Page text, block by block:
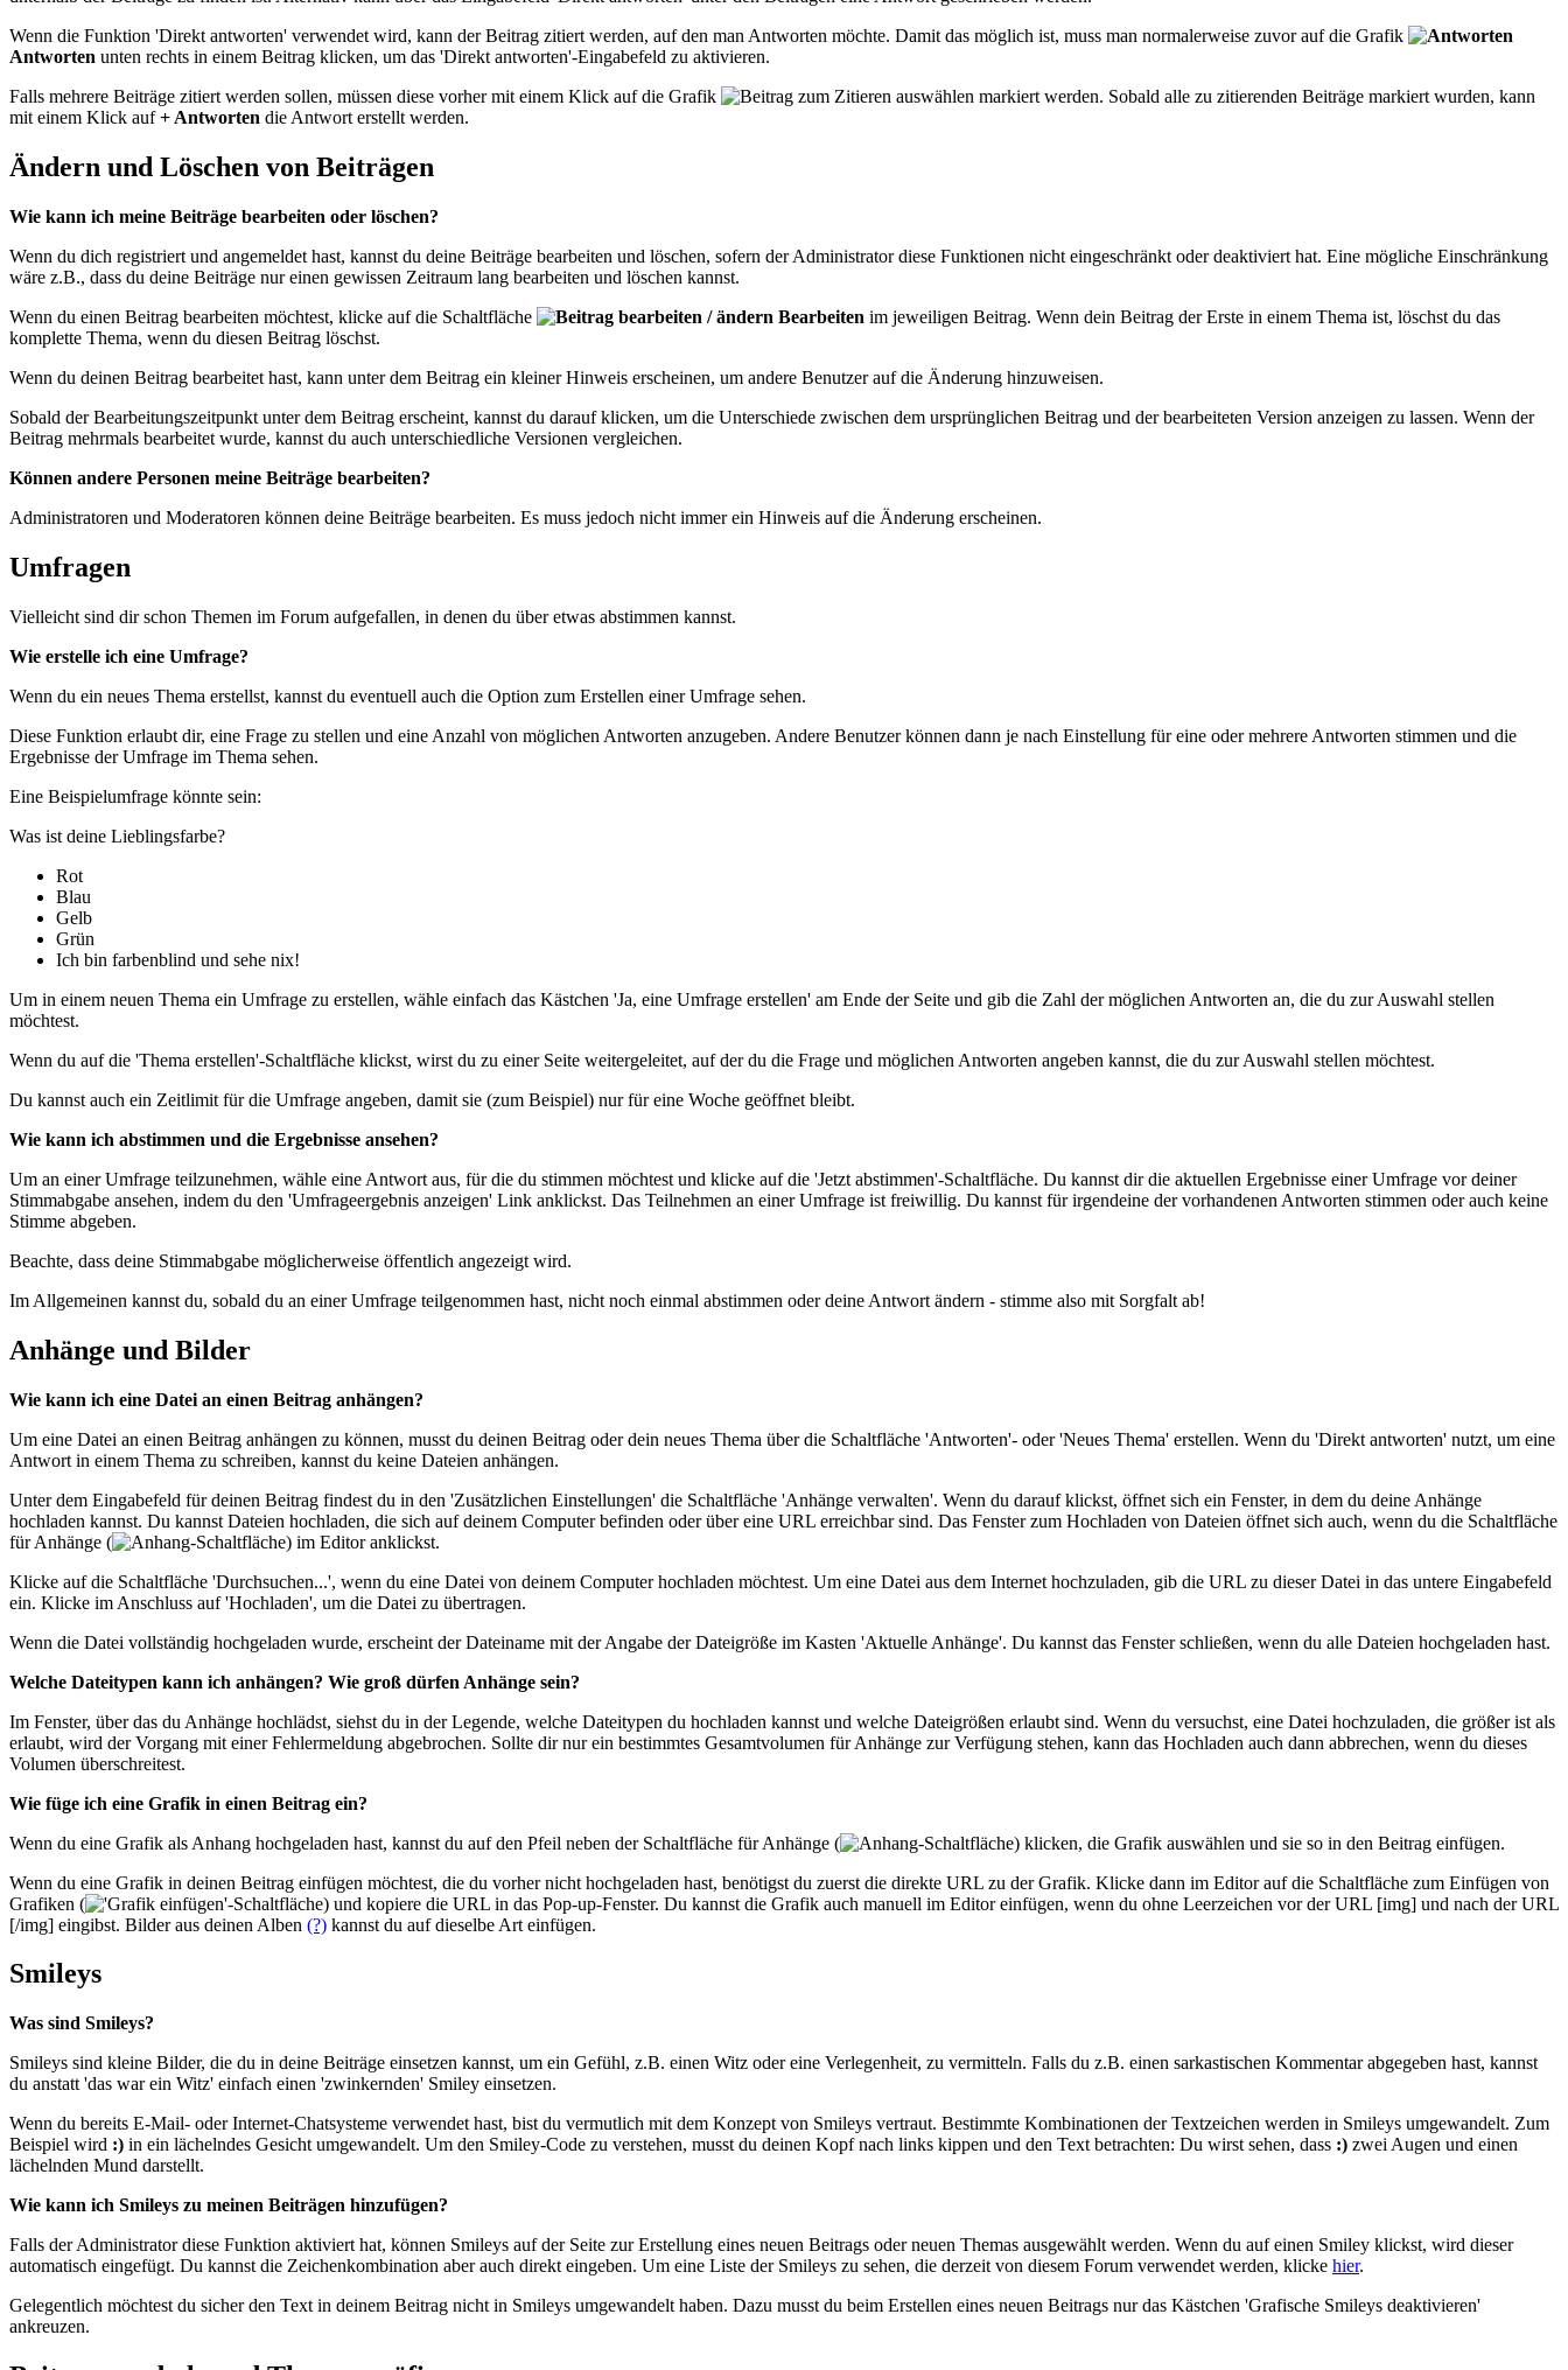
Wenn die Funktion 'Direkt antworten' verwendet wird, kann der Beitrag zitiert werden, auf den man Antworten möchte. Damit das möglich ist, muss man normalerweise zuvor auf die Grafik
Antworten unten rechts in einem Beitrag klicken, um das 'Direkt antworten'-Eingabefeld zu aktivieren.
Falls mehrere Beiträge zitiert werden sollen, müssen diese vorher mit einem Klick auf die Grafik
markiert werden. Sobald alle zu zitierenden Beiträge markiert wurden, kann
mit einem Klick auf+ Antworten die Antwort erstellt werden.
Ändern und Löschen von Beiträgen
Wie kann ich meine Beiträge bearbeiten oder löschen?
Wenn du dich registriert und angemeldet hast, kannst du deine Beiträge bearbeiten und löschen, sofern der Administrator diese Funktionen nicht eingeschränkt oder deaktiviert hat. Eine mögliche Einschränkung
wäre z.B., dass du deine Beiträge nur einen gewissen Zeitraum lang bearbeiten und löschen kannst.
Wenn du einen Beitrag bearbeiten möchtest, klicke auf die Schaltfläche
Bearbeiten im jeweiligen Beitrag. Wenn dein Beitrag der Erste in einem Thema ist, löschst du das
komplette Thema, wenn du diesen Beitrag löschst.
Wenn du deinen Beitrag bearbeitet hast, kann unter dem Beitrag ein kleiner Hinweis erscheinen, um andere Benutzer auf die Änderung hinzuweisen.
Sobald der Bearbeitungszeitpunkt unter dem Beitrag erscheint, kannst du darauf klicken, um die Unterschiede zwischen dem ursprünglichen Beitrag und der bearbeiteten Version anzeigen zu lassen. Wenn der
Beitrag mehrmals bearbeitet wurde, kannst du auch unterschiedliche Versionen vergleichen.
Können andere Personen meine Beiträge bearbeiten?
Administratoren und Moderatoren können deine Beiträge bearbeiten. Es muss jedoch nicht immer ein Hinweis auf die Änderung erscheinen.
Umfragen
Vielleicht sind dir schon Themen im Forum aufgefallen, in denen du über etwas abstimmen kannst.
Wie erstelle ich eine Umfrage?
Wenn du ein neues Thema erstellst, kannst du eventuell auch die Option zum Erstellen einer Umfrage sehen.
Diese Funktion erlaubt dir, eine Frage zu stellen und eine Anzahl von möglichen Antworten anzugeben. Andere Benutzer können dann je nach Einstellung für eine oder mehrere Antworten stimmen und die
Ergebnisse der Umfrage im Thema sehen.
Eine Beispielumfrage könnte sein:
Was ist deine Lieblingsfarbe?
Rot
Blau
Gelb
Grün
Ich bin farbenblind und sehe nix!
Um in einem neuen Thema ein Umfrage zu erstellen, wähle einfach das Kästchen 'Ja, eine Umfrage erstellen' am Ende der Seite und gib die Zahl der möglichen Antworten an, die du zur Auswahl stellen
möchtest.
Wenn du auf die 'Thema erstellen'-Schaltfläche klickst, wirst du zu einer Seite weitergeleitet, auf der du die Frage und möglichen Antworten angeben kannst, die du zur Auswahl stellen möchtest.
Du kannst auch ein Zeitlimit für die Umfrage angeben, damit sie (zum Beispiel) nur für eine Woche geöffnet bleibt.
Wie kann ich abstimmen und die Ergebnisse ansehen?
Um an einer Umfrage teilzunehmen, wähle eine Antwort aus, für die du stimmen möchtest und klicke auf die 'Jetzt abstimmen'-Schaltfläche. Du kannst dir die aktuellen Ergebnisse einer Umfrage vor deiner
Stimmabgabe ansehen, indem du den 'Umfrageergebnis anzeigen' Link anklickst. Das Teilnehmen an einer Umfrage ist freiwillig. Du kannst für irgendeine der vorhandenen Antworten stimmen oder auch keine
Stimme abgeben.
Beachte, dass deine Stimmabgabe möglicherweise öffentlich angezeigt wird.
Im Allgemeinen kannst du, sobald du an einer Umfrage teilgenommen hast, nicht noch einmal abstimmen oder deine Antwort ändern - stimme also mit Sorgfalt ab!
Anhänge und Bilder
Wie kann ich eine Datei an einen Beitrag anhängen?
Um eine Datei an einen Beitrag anhängen zu können, musst du deinen Beitrag oder dein neues Thema über die Schaltfläche 'Antworten'- oder 'Neues Thema' erstellen. Wenn du 'Direkt antworten' nutzt, um eine
Antwort in einem Thema zu schreiben, kannst du keine Dateien anhängen.
Unter dem Eingabefeld für deinen Beitrag findest du in den 'Zusätzlichen Einstellungen' die Schaltfläche 'Anhänge verwalten'. Wenn du darauf klickst, öffnet sich ein Fenster, in dem du deine Anhänge
hochladen kannst. Du kannst Dateien hochladen, die sich auf deinem Computer befinden oder über eine URL erreichbar sind. Das Fenster zum Hochladen von Dateien öffnet sich auch, wenn du die Schaltfläche
für Anhänge (
) im Editor anklickst.
Klicke auf die Schaltfläche 'Durchsuchen...', wenn du eine Datei von deinem Computer hochladen möchtest. Um eine Datei aus dem Internet hochzuladen, gib die URL zu dieser Datei in das untere Eingabefeld
ein. Klicke im Anschluss auf 'Hochladen', um die Datei zu übertragen.
Wenn die Datei vollständig hochgeladen wurde, erscheint der Dateiname mit der Angabe der Dateigröße im Kasten 'Aktuelle Anhänge'. Du kannst das Fenster schließen, wenn du alle Dateien hochgeladen hast.
Welche Dateitypen kann ich anhängen? Wie groß dürfen Anhänge sein?
Im Fenster, über das du Anhänge hochlädst, siehst du in der Legende, welche Dateitypen du hochladen kannst und welche Dateigrößen erlaubt sind. Wenn du versuchst, eine Datei hochzuladen, die größer ist als
erlaubt, wird der Vorgang mit einer Fehlermeldung abgebrochen. Sollte dir nur ein bestimmtes Gesamtvolumen für Anhänge zur Verfügung stehen, kann das Hochladen auch dann abbrechen, wenn du dieses
Volumen überschreitest.
Wie füge ich eine Grafik in einen Beitrag ein?
Wenn du eine Grafik als Anhang hochgeladen hast, kannst du auf den Pfeil neben der Schaltfläche für Anhänge (
) klicken, die Grafik auswählen und sie so in den Beitrag einfügen.
Wenn du eine Grafik in deinen Beitrag einfügen möchtest, die du vorher nicht hochgeladen hast, benötigst du zuerst die direkte URL zu der Grafik. Klicke dann im Editor auf die Schaltfläche zum Einfügen von
Grafiken (
) und kopiere die URL in das Pop-up-Fenster. Du kannst die Grafik auch manuell im Editor einfügen, wenn du ohne Leerzeichen vor der URL [img] und nach der URL
[/img] eingibst. Bilder aus deinen Alben (?) kannst du auf dieselbe Art einfügen.
Smileys
Was sind Smileys?
Smileys sind kleine Bilder, die du in deine Beiträge einsetzen kannst, um ein Gefühl, z.B. einen Witz oder eine Verlegenheit, zu vermitteln. Falls du z.B. einen sarkastischen Kommentar abgegeben hast, kannst
du anstatt 'das war ein Witz' einfach einen 'zwinkernden' Smiley einsetzen.
Wenn du bereits E-Mail- oder Internet-Chatsysteme verwendet hast, bist du vermutlich mit dem Konzept von Smileys vertraut. Bestimmte Kombinationen der Textzeichen werden in Smileys umgewandelt. Zum
Beispiel wird :) in ein lächelndes Gesicht umgewandelt. Um den Smiley-Code zu verstehen, musst du deinen Kopf nach links kippen und den Text betrachten: Du wirst sehen, dass :) zwei Augen und einen
lächelnden Mund darstellt.
Wie kann ich Smileys zu meinen Beiträgen hinzufügen?
Falls der Administrator diese Funktion aktiviert hat, können Smileys auf der Seite zur Erstellung eines neuen Beitrags oder neuen Themas ausgewählt werden. Wenn du auf einen Smiley klickst, wird dieser
automatisch eingefügt. Du kannst die Zeichenkombination aber auch direkt eingeben. Um eine Liste der Smileys zu sehen, die derzeit von diesem Forum verwendet werden, klicke hier.
Gelegentlich möchtest du sicher den Text in deinem Beitrag nicht in Smileys umgewandelt haben. Dazu musst du beim Erstellen eines neuen Beitrags nur das Kästchen 'Grafische Smileys deaktivieren'
ankreuzen.